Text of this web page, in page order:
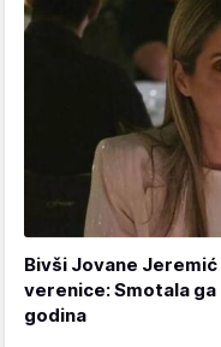
Bivši Jovane
verenice: Smotala
godina